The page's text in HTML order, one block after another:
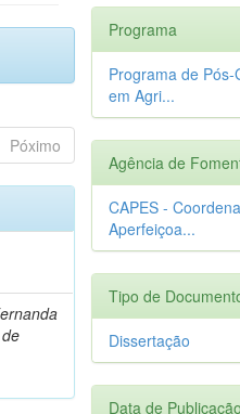
Póximo
Programa
Programa de Pós-
em Agri...
Agência de
CAPES -
Aperfeiçoa...
Tipo de
Dissertação
Data de Publicação